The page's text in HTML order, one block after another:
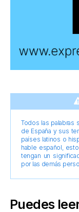
Todos las palabras
de España y sus
países latinos o
hable español,
tengan un
por las demás
Puedes